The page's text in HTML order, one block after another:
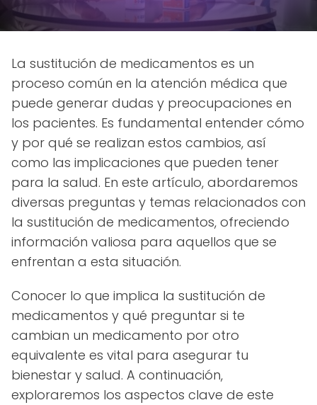
La sustitución de medicamentos es un
proceso común en la atención médica que
puede generar dudas y preocupaciones en
los pacientes. Es fundamental entender cómo
y por qué se realizan estos cambios, así
como las implicaciones que pueden tener
para la salud. En este artículo, abordaremos
diversas preguntas y temas relacionados con
la sustitución de medicamentos, ofreciendo
información valiosa para aquellos que se
enfrentan a esta situación.
Conocer lo que implica la sustitución de
medicamentos y qué preguntar si te
cambian un medicamento por otro
equivalente es vital para asegurar tu
bienestar y salud. A continuación,
exploraremos los aspectos clave de este